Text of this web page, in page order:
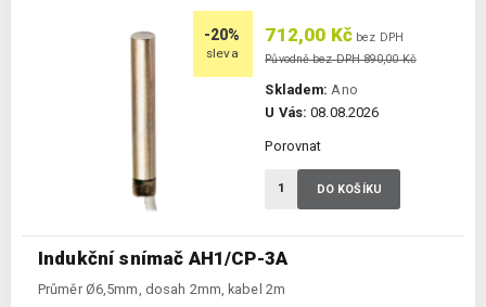
-20%
sleva
Indukční snímač AH1/CP-3A
Průměr Ø6,5mm, dosah 2mm, kabel 2m
712,00 Kč bez DPH
Původně bez DPH 890,00 Kč
Skladem: Ano
U Vás: 08.08.2026
Porovnat
DO KOŠÍKU